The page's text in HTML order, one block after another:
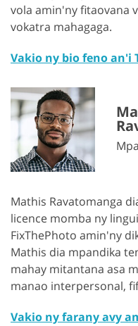
vola amin'ny fitaovana
vokatra mahagaga.
Vakio ny bio feno an'i
Mathis Ravatomanga
licence momba ny
FixThePhoto amin'ny
Mathis dia mpandika
mahay mitantana asa
manao interpersonal,
Vakio ny farany avy